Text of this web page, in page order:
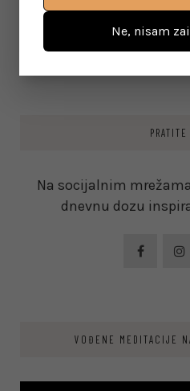
KROZ POKRET,
PRATITE
Na socijalnim
dnevnu dozu
VOĐENE MEDITACIJE
Ne, nisam